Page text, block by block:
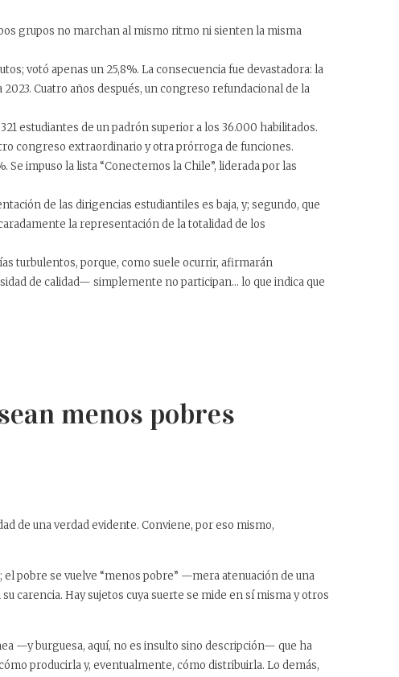
grupos no marchan al mismo ritmo ni sienten la misma
votó apenas un 25,8%. La consecuencia fue devastadora: la
Cuatro años después, un congreso refundacional de la
estudiantes de un padrón superior a los 36.000 habilitados.
congreso extraordinario y otra prórroga de funciones.
impuso la lista “Conectemos la Chile”, liderada por las
de las dirigencias estudiantiles es baja, y; segundo, que
la representación de la totalidad de los
turbulentos, porque, como suele ocurrir, afirmarán
de calidad— simplemente no participan… lo que indica que
menos pobres
de una verdad evidente. Conviene, por eso mismo,
pobre se vuelve “menos pobre” —mera atenuación de una
carencia. Hay sujetos cuya suerte se mide en sí misma y otros
—y burguesa, aquí, no es insulto sino descripción— que ha
producirla y, eventualmente, cómo distribuirla. Lo demás,